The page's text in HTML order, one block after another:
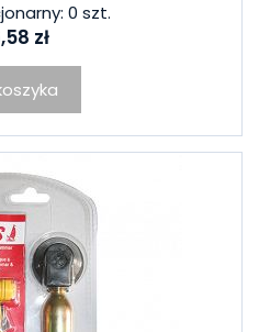
0 szt.
zł